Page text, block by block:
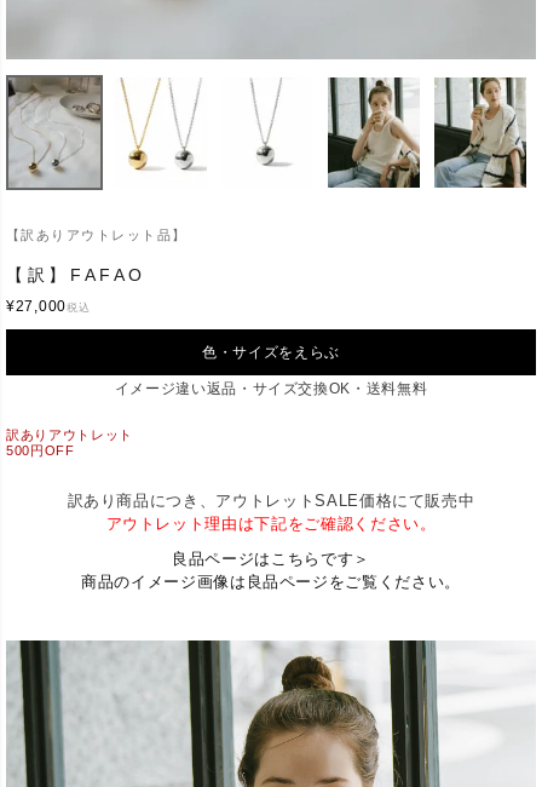
【訳ありアウトレット品】
【訳】FAFAO
¥27,000税込
色・サイズをえらぶ
イメージ違い返品・サイズ交換OK・送料無料
訳ありアウトレット
500円OFF
訳あり商品につき、アウトレットSALE価格にて販売中
アウトレット理由は下記をご確認ください。
良品ページはこちらです＞
商品のイメージ画像は良品ページをご覧ください。